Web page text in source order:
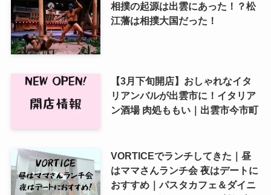
相撲の起源は出雲にあった！？松
江藩は相撲大国だった！
【3月下旬開店】おしゃれなイタ
リアンバルが出雲市に！イタリア
ン酒場 肉処ももい｜出雲市今市町
VORTICEでランチしてきた｜昼
はママさんランチ会 夜はデートに
おすすめ｜パスタカフェ＆ダイニ